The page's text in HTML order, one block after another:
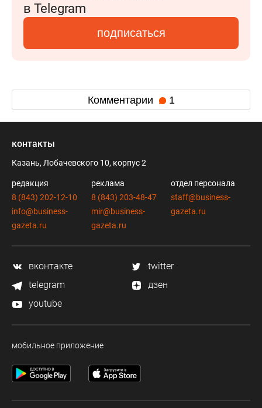
в Telegram
подписаться
Комментарии 1
контакты
Казань, Лобачевского 10, корпус 2
редакция
8 (843) 202-12-10
info@business-
gazeta.ru
реклама
8 (843) 203-48-47
mir@business-
gazeta.ru
отдел персонала
staff@business-
gazeta.ru
вконтакте
twitter
telegram
дзен
youtube
мобильное приложение